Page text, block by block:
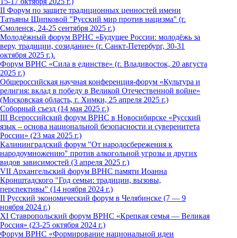
II Форум по защите традиционных ценностей имени
Татьяны Щипковой "Русский мир против нацизма" (г.
Смоленск, 24-25 сентября 2025 г.)
Молодёжный форум ВРНС «Будущее России: молодёжь за
веру, традиции, созидание» (г. Санкт-Петербург, 30-31
октября 2025 г.).
Форум ВРНС «Сила в единстве» (г. Владивосток, 20 августа
2025 г.)
Общероссийская научная конференция-форум «Культура и
религия: вклад в победу в Великой Отечественной войне»
(Московская область, г. Химки, 25 апреля 2025 г.)
Соборный съезд (14 мая 2025 г.)
III Всероссийский форум ВРНС в Новосибирске «Русский
язык – основа национальной безопасности и суверенитета
России» (23 мая 2025 г.)
Калининградский форум "От народосбережения к
народоумножению" против алкогольной угрозы и других
видов зависимостей (3 апреля 2025 г.)
VII Архангельский форум ВРНС памяти Иоанна
Кронштадского "Год семьи: традиции, вызовы,
перспективы" (14 ноября 2024 г.)
II Русский экономический форум в Челябинске (7 — 9
ноября 2024 г.)
ХI Ставропольский форум ВРНС «Крепкая семья — Великая
Россия» (23-25 октября 2024 г.)
Форум ВРНС «Формирование национальной идеи